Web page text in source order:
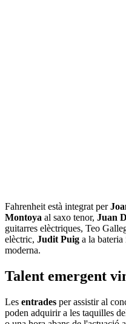
Fahrenheit està integrat per
Montoya al saxo tenor, Juan
guitarres elèctriques, Teo
elèctric, Judit Puig a la bateria
moderna.
Talent emergent
Les entrades per assistir al
poden adquirir a les taquilles